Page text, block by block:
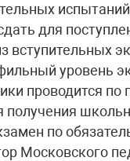
для
вступительных
уровень
проводится
получения
по
Московского